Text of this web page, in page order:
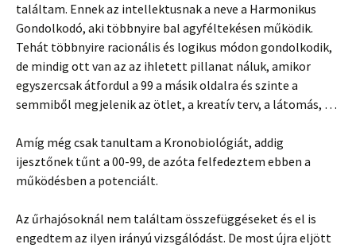
találtam. Ennek az intellektusnak a neve a Harmonikus
Gondolkodó, aki többnyire bal agyféltekésen működik.
Tehát többnyire racionális és logikus módon gondolkodik,
de mindig ott van az az ihletett pillanat náluk, amikor
egyszercsak átfordul a 99 a másik oldalra és szinte a
semmiből megjelenik az ötlet, a kreatív terv, a látomás, …
Amíg még csak tanultam a Kronobiológiát, addig
ijesztőnek tűnt a 00-99, de azóta felfedeztem ebben a
működésben a potenciált.
Az űrhajósoknál nem találtam összefüggéseket és el is
engedtem az ilyen irányú vizsgálódást. De most újra eljött